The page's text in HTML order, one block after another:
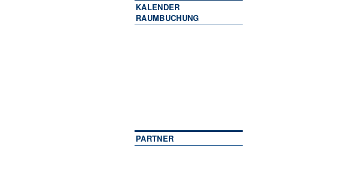
KALENDER
RAUMBUCHUNG
PARTNER